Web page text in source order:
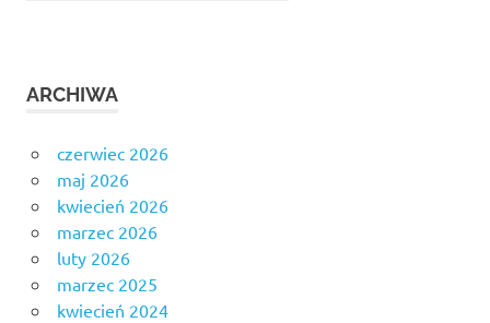
ARCHIWA
czerwiec 2026
maj 2026
kwiecień 2026
marzec 2026
luty 2026
marzec 2025
kwiecień 2024